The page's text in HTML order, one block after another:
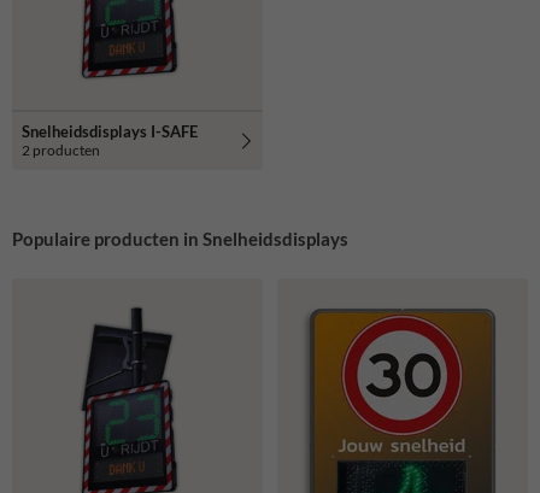
Snelheidsdisplays I-SAFE
2 producten
Populaire producten in Snelheidsdisplays